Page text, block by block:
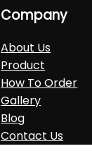
Company
About Us
Product
How To Order
Gallery
Blog
Contact Us